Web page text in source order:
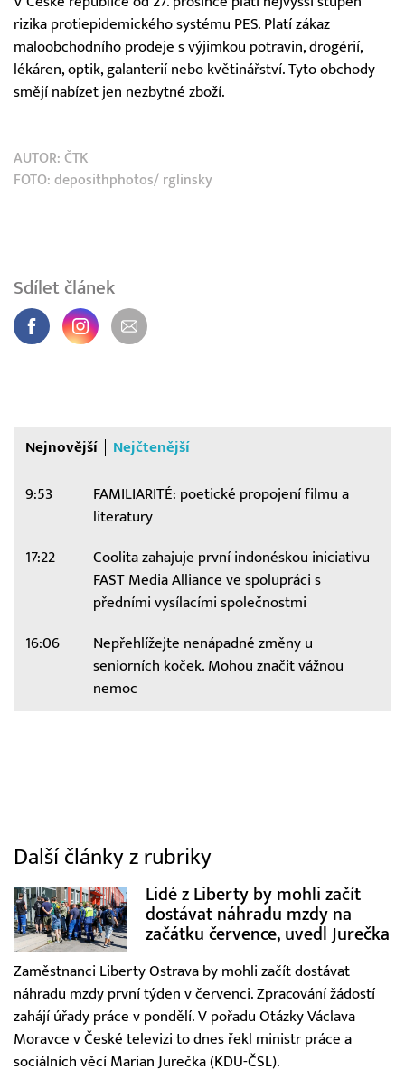
rizika protiepidemického systému PES. Platí zákaz
maloobchodního prodeje s výjimkou potravin, drogérií,
lékáren, optik, galanterií nebo květinářství. Tyto obchody
smějí nabízet jen nezbytné zboží.
AUTOR: ČTK
FOTO: deposithphotos/ rglinsky
Sdílet článek
Nejnovější Nejčtenější
9:53
FAMILIARITÉ: poetické propojení filmu a
literatury
17:22
Coolita zahajuje první indonéskou iniciativu
FAST Media Alliance ve spolupráci s
předními vysílacími společnostmi
16:06
Nepřehlížejte nenápadné změny u
seniorních koček. Mohou značit vážnou
nemoc
Další články z rubriky
Lidé z Liberty by mohli začít
dostávat náhradu mzdy na
začátku července, uvedl Jurečka
Zaměstnanci Liberty Ostrava by mohli začít dostávat
náhradu mzdy první týden v červenci. Zpracování žádostí
zahájí úřady práce v pondělí. V pořadu Otázky Václava
Moravce v České televizi to dnes řekl ministr práce a
sociálních věcí Marian Jurečka (KDU-ČSL).